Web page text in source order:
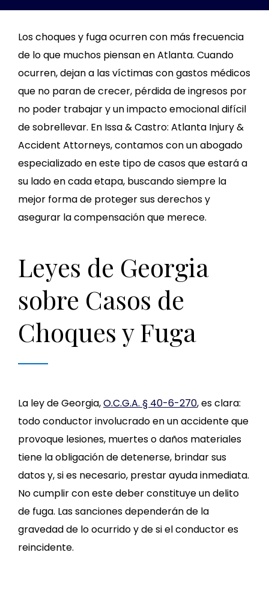
Los choques y fuga ocurren con más frecuencia
de lo que muchos piensan en Atlanta. Cuando
ocurren, dejan a las víctimas con gastos médicos
que no paran de crecer, pérdida de ingresos por
no poder trabajar y un impacto emocional difícil
de sobrellevar. En Issa & Castro: Atlanta Injury &
Accident Attorneys, contamos con un abogado
especializado en este tipo de casos que estará a
su lado en cada etapa, buscando siempre la
mejor forma de proteger sus derechos y
asegurar la compensación que merece.
Leyes de Georgia
sobre Casos de
Choques y Fuga
La ley de Georgia,O.C.G.A. § 40-6-270, es clara:
todo conductor involucrado en un accidente que
provoque lesiones, muertes o daños materiales
tiene la obligación de detenerse, brindar sus
datos y, si es necesario, prestar ayuda inmediata.
No cumplir con este deber constituye un delito
de fuga. Las sanciones dependerán de la
gravedad de lo ocurrido y de si el conductor es
reincidente.